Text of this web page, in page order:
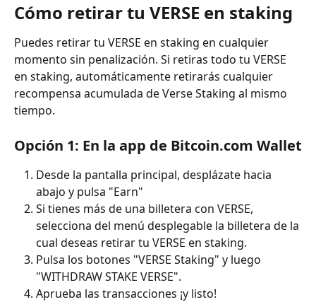
Cómo retirar tu VERSE en staking
Puedes retirar tu VERSE en staking en cualquier
momento sin penalización. Si retiras todo tu VERSE
en staking, automáticamente retirarás cualquier
recompensa acumulada de Verse Staking al mismo
tiempo.
Opción 1: En la app de Bitcoin.com Wallet
Desde la pantalla principal, desplázate hacia
abajo y pulsa "Earn"
Si tienes más de una billetera con VERSE,
selecciona del menú desplegable la billetera de la
cual deseas retirar tu VERSE en staking.
Pulsa los botones "VERSE Staking" y luego
"WITHDRAW STAKE VERSE".
Aprueba las transacciones ¡y listo!